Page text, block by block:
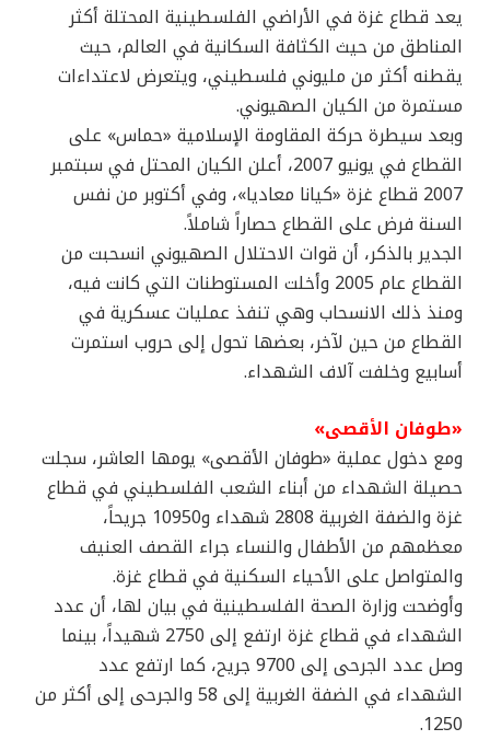
يعد قطاع غزة في الأراضي الفلسطينية المحتلة أكثر
المناطق من حيث الكثافة السكانية في العالم، حيث
يقطنه أكثر من مليوني فلسطيني، ويتعرض لاعتداءات
مستمرة من الكيان الصهيوني.
وبعد سيطرة حركة المقاومة الإسلامية «حماس» على
القطاع في يونيو 2007، أعلن الكيان المحتل في سبتمبر
2007 قطاع غزة «كيانا معاديا»، وفي أكتوبر من نفس
السنة فرض على القطاع حصاراً شاملاً.
الجدير بالذكر، أن قوات الاحتلال الصهيوني انسحبت من
القطاع عام 2005 وأخلت المستوطنات التي كانت فيه،
ومنذ ذلك الانسحاب وهي تنفذ عمليات عسكرية في
القطاع من حين لآخر، بعضها تحول إلى حروب استمرت
أسابيع وخلفت آلاف الشهداء.
«طوفان الأقصى»
ومع دخول عملية «طوفان الأقصى» يومها العاشر، سجلت
حصيلة الشهداء من أبناء الشعب الفلسطيني في قطاع
غزة والضفة الغربية 2808 شهداء و10950 جريحاً،
معظمهم من الأطفال والنساء جراء القصف العنيف
والمتواصل على الأحياء السكنية في قطاع غزة.
وأوضحت وزارة الصحة الفلسطينية في بيان لها، أن عدد
الشهداء في قطاع غزة ارتفع إلى 2750 شهيداً، بينما
وصل عدد الجرحى إلى 9700 جريح، كما ارتفع عدد
الشهداء في الضفة الغربية إلى 58 والجرحى إلى أكثر من
1250.